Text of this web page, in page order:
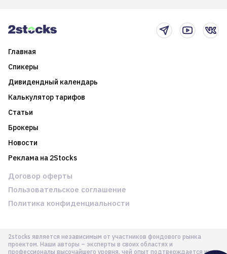
Главная
Спикеры
Дивидендный календарь
Калькулятор тарифов
Статьи
Брокеры
Новости
Реклама на 2Stocks
2stocks является независимым от участников фондового рынка
проектом. Наши авторы – эксперты в своих областях и
профессионалы высочайшего уровня, чей опыт подтверждается их
Договор оферты
Пользовательское соглашение
Политика конфиденциальности